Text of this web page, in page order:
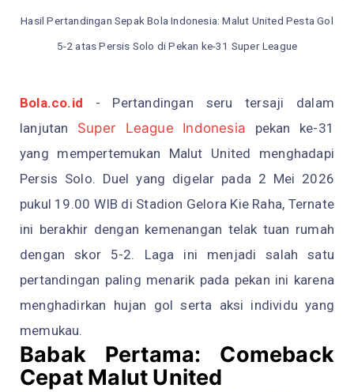
Hasil Pertandingan Sepak Bola Indonesia: Malut United Pesta Gol
5-2 atas Persis Solo di Pekan ke-31 Super League
Bola.co.id - Pertandingan seru tersaji dalam
lanjutan
Super League Indonesia
pekan ke-31
yang mempertemukan Malut United menghadapi
Persis Solo. Duel yang digelar pada 2 Mei 2026
pukul 19.00 WIB di Stadion Gelora Kie Raha, Ternate
ini berakhir dengan kemenangan telak tuan rumah
dengan skor 5-2. Laga ini menjadi salah satu
pertandingan paling menarik pada pekan ini karena
menghadirkan hujan gol serta aksi individu yang
memukau.
Babak Pertama: Comeback
Cepat Malut United